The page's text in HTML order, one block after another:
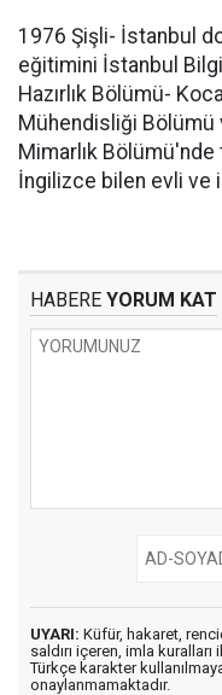
1976 Şişli- İstanbul
eğitimini İstanbul
Hazırlık Bölümü-
Mühendisliği
Mimarlık
İngilizce bilen evli ve
HABERE YORUM KAT
UYARI: Küfür, hakaret,
saldırı içeren, imla kuralları
Türkçe karakter
onaylanmamaktadır.